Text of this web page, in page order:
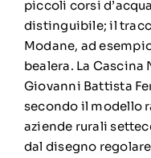
piccoli corsi
distinguibile; il
Modane, ad
bealera. La
Giovanni Battista
secondo il modello
aziende rurali
dal disegno